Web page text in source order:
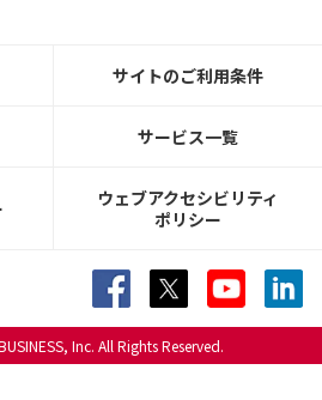
サイトのご利用条件
サービス一覧
ウェブアクセシビリティ
ポリシー
Inc. All Rights Reserved.